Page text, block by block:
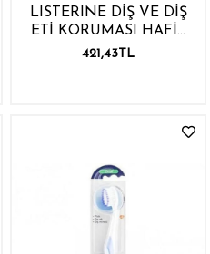
LISTERINE DİŞ VE DİŞ
ETİ KORUMASI HAFİF
TAT 250ML
421,43TL